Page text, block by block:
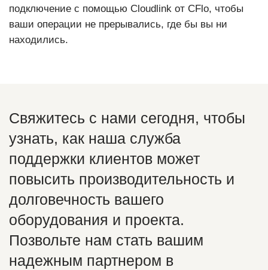
подключение с помощью Cloudlink от CFlo, чтобы
ваши операции не прерывались, где бы вы ни
находились.
Свяжитесь с нами сегодня, чтобы
узнать, как наша служба
поддержки клиентов может
повысить производительность и
долговечность вашего
оборудования и проекта.
Позвольте нам стать вашим
надежным партнером в